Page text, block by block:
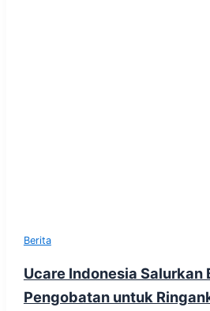
Berita
Ucare Indonesia Salurkan
Pengobatan untuk